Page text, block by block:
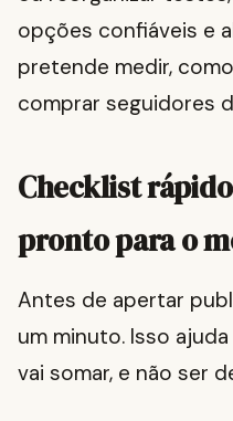
opções confiáveis e
pretende medir,
comprar seguidores
Checklist
pronto para o
Antes de apertar
um minuto. Isso
vai somar, e não ser